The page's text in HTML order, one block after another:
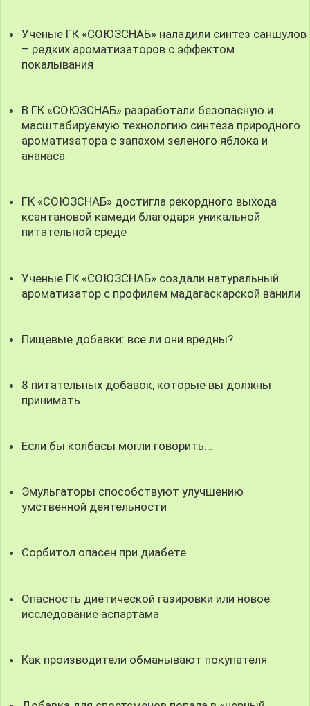
Ученые ГК «СОЮЗСНАБ» наладили синтез саншулов
– редких ароматизаторов с эффектом
покалывания
В ГК «СОЮЗСНАБ» разработали безопасную и
масштабируемую технологию синтеза природного
ароматизатора с запахом зеленого яблока и
ананаса
ГК «СОЮЗСНАБ» достигла рекордного выхода
ксантановой камеди благодаря уникальной
питательной среде
Ученые ГК «СОЮЗСНАБ» создали натуральный
ароматизатор с профилем мадагаскарской ванили
Пищевые добавки: все ли они вредны?
8 питательных добавок, которые вы должны
принимать
Если бы колбасы могли говорить...
Эмульгаторы способствуют улучшению
умственной деятельности
Сорбитол опасен при диабете
Опасность диетической газировки или новое
исследование аспартама
Как производители обманывают покупателя